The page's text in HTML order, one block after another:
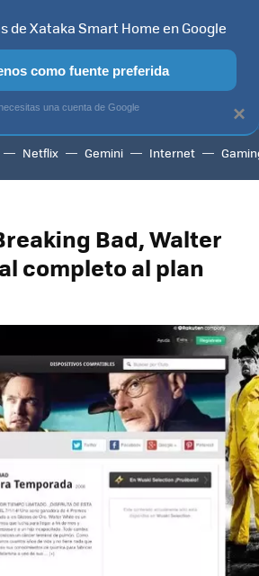
SMART TV SELECCIÓN
Netflix Gemini Internet
Bad, Walter
completo al plan
×
de Xataka Smart Home en Google
como fuente preferida
una cuenta de Google